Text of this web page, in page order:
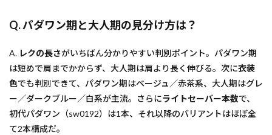
Q. パダワン期と大人期の見分け方は？
A. レクの長さがいちばん分かりやすい判別ポイント。パダワン期
は短めで肩までかからず、大人期は肩より長く伸びる。次に衣装
色でも判別できて、パダワン期はベージュ／赤茶系、大人期はグレ
ー／ダークブルー／白系が主流。さらにライトセーバー本数で、
初代パダワン（sw0192）は1本、それ以降のバリアントはほぼ全
て2本構成だ。